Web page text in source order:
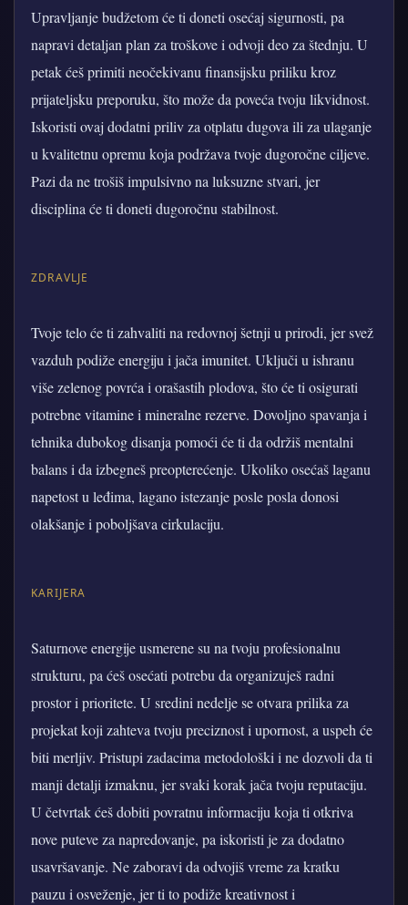
Upravljanje budžetom će ti doneti osećaj sigurnosti, pa
napravi detaljan plan za troškove i odvoji deo za štednju. U
petak ćeš primiti neočekivanu finansijsku priliku kroz
prijateljsku preporuku, što može da poveća tvoju likvidnost.
Iskoristi ovaj dodatni priliv za otplatu dugova ili za ulaganje
u kvalitetnu opremu koja podržava tvoje dugoročne ciljeve.
Pazi da ne trošiš impulsivno na luksuzne stvari, jer
disciplina će ti doneti dugoročnu stabilnost.
ZDRAVLJE
Tvoje telo će ti zahvaliti na redovnoj šetnji u prirodi, jer svež
vazduh podiže energiju i jača imunitet. Uključi u ishranu
više zelenog povrća i orašastih plodova, što će ti osigurati
potrebne vitamine i mineralne rezerve. Dovoljno spavanja i
tehnika dubokog disanja pomoći će ti da održiš mentalni
balans i da izbegneš preopterećenje. Ukoliko osećaš laganu
napetost u leđima, lagano istezanje posle posla donosi
olakšanje i poboljšava cirkulaciju.
KARIJERA
Saturnove energije usmerene su na tvoju profesionalnu
strukturu, pa ćeš osećati potrebu da organizuješ radni
prostor i prioritete. U sredini nedelje se otvara prilika za
projekat koji zahteva tvoju preciznost i upornost, a uspeh će
biti merljiv. Pristupi zadacima metodološki i ne dozvoli da ti
manji detalji izmaknu, jer svaki korak jača tvoju reputaciju.
U četvrtak ćeš dobiti povratnu informaciju koja ti otkriva
nove puteve za napredovanje, pa iskoristi je za dodatno
usavršavanje. Ne zaboravi da odvojiš vreme za kratku
pauzu i osveženje, jer ti to podiže kreativnost i